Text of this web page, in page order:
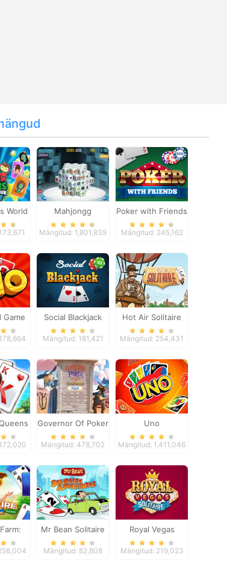
World
Mahjongg
Dimensions
Mängitud: 1,801,839
Poker with Friends
Mängitud: 245,162
Game Social Blackjack
Mängitud: 181,421
Hot Air Solitaire
Mängitud: 254,431
Governor Of Poker
2
Mängitud: 478,702
Uno
Mängitud: 1,411,046
Mr Bean Solitaire
Adventures
Mängitud: 82,808
Royal Vegas
Solitaire
Mängitud: 219,023